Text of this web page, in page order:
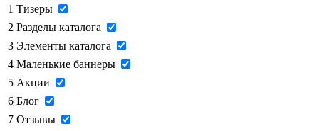
1 Тизеры
2 Разделы каталога
3 Элементы каталога
4 Маленькие баннеры
5 Акции
6 Блог
7 Отзывы